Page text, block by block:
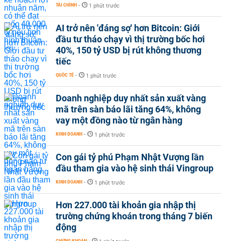
TÀI CHÍNH - 1 phút trước
AI trở nên 'đáng sợ' hơn Bitcoin: Giới
đầu tư tháo chạy vì thị trường bốc hơi
40%, 150 tỷ USD bị rút không thương
tiếc
QUỐC TẾ - 1 phút trước
Doanh nghiệp duy nhất sản xuất vàng
mã trên sàn báo lãi tăng 64%, không
vay một đồng nào từ ngân hàng
KINH DOANH - 1 phút trước
Con gái tỷ phú Phạm Nhật Vượng lần
đầu tham gia vào hệ sinh thái Vingroup
KINH DOANH - 1 phút trước
Hơn 227.000 tài khoản gia nhập thị
trường chứng khoán trong tháng 7 biến
động